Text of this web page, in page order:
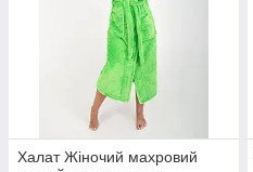
Халат Жіночий махровий